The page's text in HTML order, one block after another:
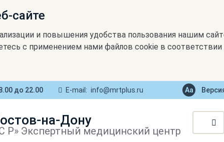
сайте
и повышения удобства пользования нашим
с применением нами файлов cookie в соответствии
до 22.00 E-mail: info@mrtplus.ru
на-Дону
Экспертный медицинский центр